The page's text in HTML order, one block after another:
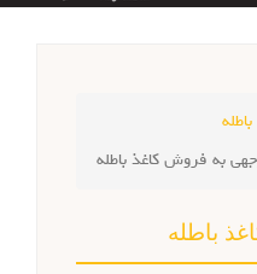
به فروش کاغذ باطله
باطله